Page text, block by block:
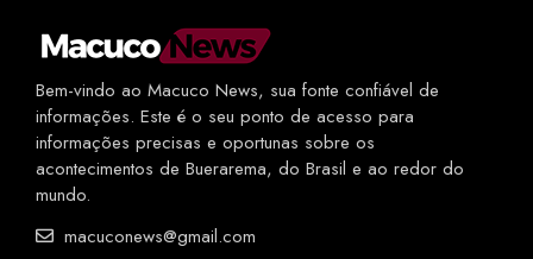
Bem-vindo ao Macuco News, sua fonte confiável de
informações. Este é o seu ponto de acesso para
informações precisas e oportunas sobre os
acontecimentos de Buerarema, do Brasil e ao redor do
mundo.
macuconews@gmail.com